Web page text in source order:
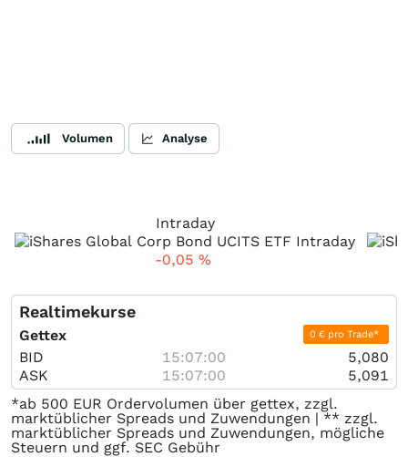
Volumen Analyse
Intraday
-0,05 %
Realtimekurse
Gettex 0 € pro Trade*
BID 15:07:00
5,080
ASK
15:07:00
5,091
*ab 500 EUR Ordervolumen über gettex, zzgl.
marktüblicher Spreads und Zuwendungen | ** zzgl.
marktüblicher Spreads und Zuwendungen, mögliche
Steuern und ggf. SEC Gebühr